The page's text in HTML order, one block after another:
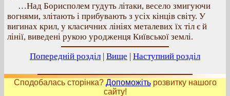
…Над Борисполем гудуть літаки, весело змигуючи
вогнями, злітають і прибувають з усіх кінців світу. У
вигинах крил, у класичних лініях металевих їх тіл є й
лінії, виведені рукою уродженця Київської землі.
Попередній розділ | Вище | Наступний розділ
Сподобалась сторінка? Допоможітьрозвитку нашого
сайту!